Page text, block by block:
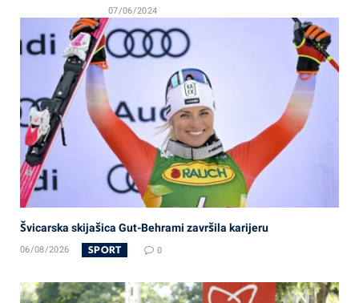
07/06/2024
Švicarska skijašica Gut-Behrami završila karijeru
06/08/2026 SPORT 0